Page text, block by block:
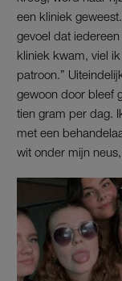
een kliniek
gevoel dat
kliniek kwam, viel
patroon.”
gewoon door bleef
tien gram per dag.
met een
wit onder mijn